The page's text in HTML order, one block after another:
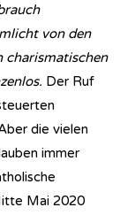
von den
charismatischen
Der Ruf
die vielen
immer
Mai 2020